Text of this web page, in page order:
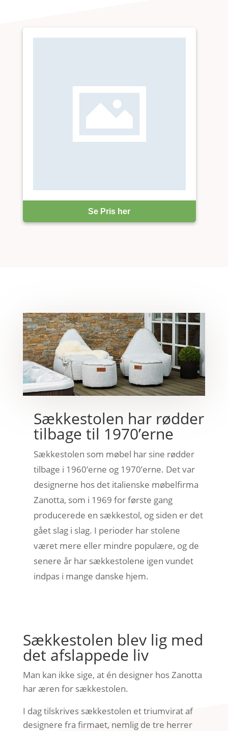
Se Pris her
Sækkestolen har rødder
tilbage til 1970’erne
Sækkestolen som møbel har sine rødder
tilbage i 1960’erne og 1970’erne. Det var
designerne hos det italienske møbelfirma
Zanotta, som i 1969 for første gang
producerede en sækkestol, og siden er det
gået slag i slag. I perioder har stolene
været mere eller mindre populære, og de
senere år har sækkestolene igen vundet
indpas i mange danske hjem.
Sækkestolen blev lig med
det afslappede liv
Man kan ikke sige, at én designer hos Zanotta
har æren for sækkestolen.
I dag tilskrives sækkestolen et triumvirat af
designere fra firmaet, nemlig de tre herrer